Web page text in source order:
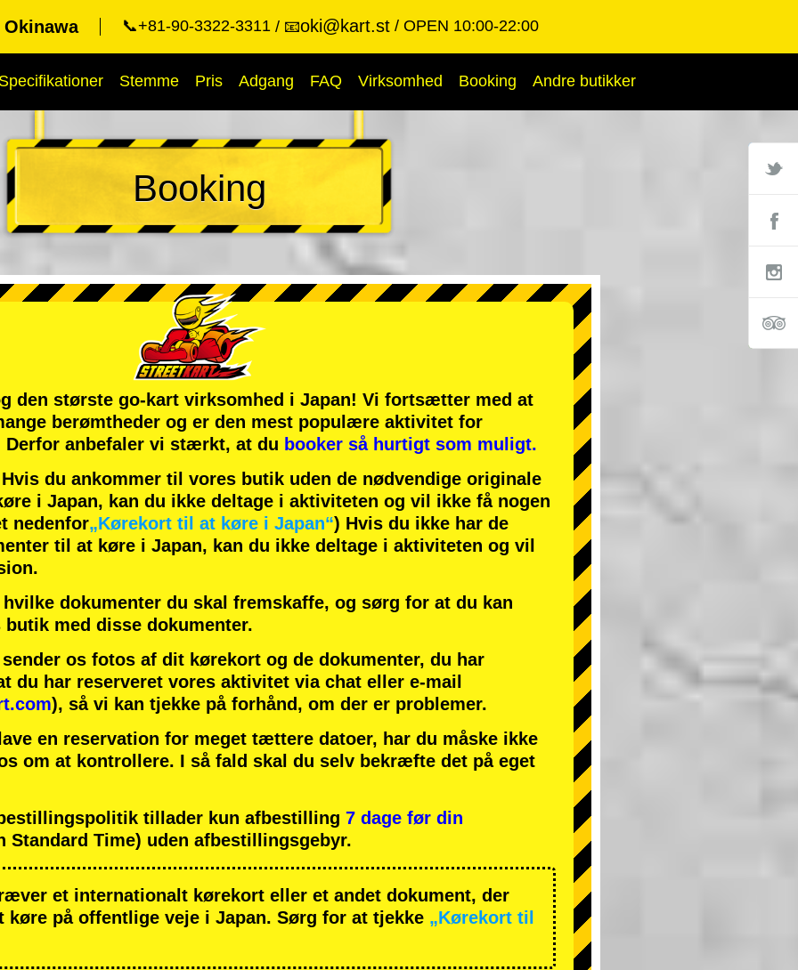
📞+81-90-3322-3311 📧oki@kart.st OPEN 10:00-22:00
Stemme Pris Adgang FAQ Virksomhed Booking Andre butikker
Booking
den største go-kart virksomhed i Japan! Vi fortsætter med at
berømtheder og er den mest populære aktivitet for
Derfor anbefaler vi stærkt, at du booker så hurtigt som muligt.
du ankommer til vores butik uden de nødvendige originale
i Japan, kan du ikke deltage i aktiviteten og vil ikke få nogen
nedenfor„Kørekort til at køre i Japan“) Hvis du ikke har de
til at køre i Japan, kan du ikke deltage i aktiviteten og vil
dokumenter du skal fremskaffe, og sørg for at du kan
med disse dokumenter.
os fotos af dit kørekort og de dokumenter, du har
du har reserveret vores aktivitet via chat eller e-mail
), så vi kan tjekke på forhånd, om der er problemer.
en reservation for meget tættere datoer, har du måske ikke
om at kontrollere. I så fald skal du selv bekræfte det på eget
tillader kun afbestilling 7 dage før din
Standard Time) uden afbestillingsgebyr.
et internationalt kørekort eller et andet dokument, der
på offentlige veje i Japan. Sørg for at tjekke „Kørekort til